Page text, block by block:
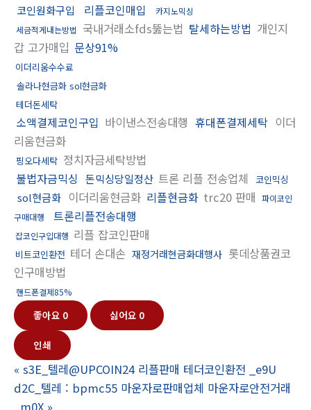
코인원화구입 리플코인매입
카지노믹싱
세금적게내는방법
국내거래소fds뚫는법 탈세하는방법 개인지
갑 고가매입 문상91%
이더리움수수료
솔라나현금화 sol현금화
테더돈세탁
소액결제코인구입 바이낸스전송대행 휴대폰결제세탁 이더
리움현금화
핑오다세탁 정치자금세탁방법
불법자금믹싱 돈믹싱당일정산 트론 리플 전송업체 코인믹싱
sol현금화 이더리움현금화 리플현금화 trc20 판매 파이코인
구매대행
트론리플전송대행
잡코인구입대행 리플 잡코인판매
비트코인환전 테더 손대손 재정거래현금화대행사 롯데상품권코
인구매방법
핸드폰결제85%
좋아요 0 싫어요 0
인쇄
« s3E_텔레@UPCOIN24 리플판매 테더코인환전 _e9U
d2C_텔레 : bpmc55 마운자로판매업체 마운자로안전거래
_m0X »